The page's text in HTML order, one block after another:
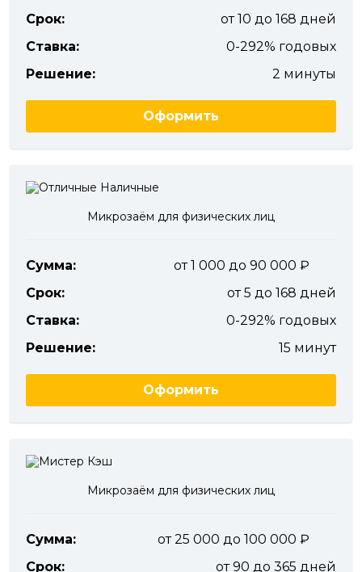
Срок:
от 10 до 168 дней
Ставка:
0-292% годовых
Решение:
2 минуты
Оформить
Микрозаём для физических лиц
Сумма:
от 1 000 до 90 000
Срок:
от 5 до 168 дней
Ставка:
0-292% годовых
Решение:
15 минут
Оформить
Микрозаём для физических лиц
Сумма:
от 25 000 до 100 000
Срок:
от 90 до 365 дней